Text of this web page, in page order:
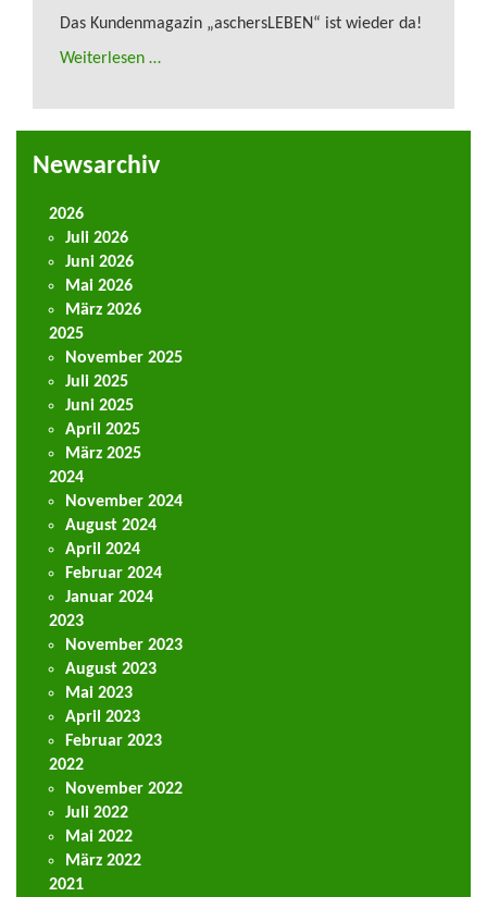
Das Kundenmagazin „aschersLEBEN“ ist wieder da!
Weiterlesen …
Newsarchiv
2026
Juli 2026
Juni 2026
Mai 2026
März 2026
2025
November 2025
Juli 2025
Juni 2025
April 2025
März 2025
2024
November 2024
August 2024
April 2024
Februar 2024
Januar 2024
2023
November 2023
August 2023
Mai 2023
April 2023
Februar 2023
2022
November 2022
Juli 2022
Mai 2022
März 2022
2021